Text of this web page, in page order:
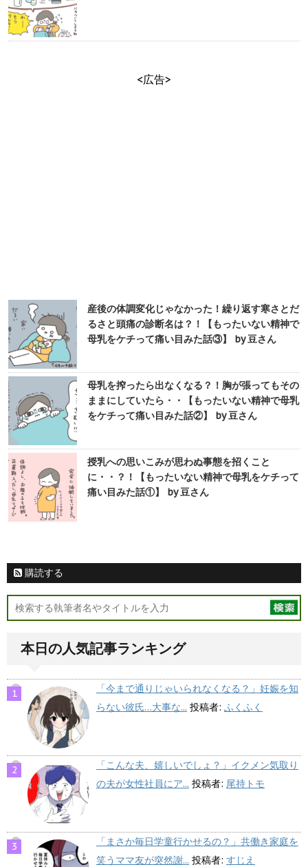
<広告>
産後の体調変化じゃなかった！繰り返す寒さとだ
るさと頭痛の診断名は？！【もったいない精神で
母乳をケチって痛い目みた話③】 by 豆さん
母乳を搾ったら出なくなる？！胸が張ってもその
ままにしていたら・・【もったいない精神で母乳
をケチって痛い目みた話②】 by 豆さん
授乳への思いこみが思わぬ事態を招くこと
に・・？！【もったいない精神で母乳をケチって
痛い目みた話①】 by 豆さん
購読する
本日の人気記事ランキング
「今まで通りじゃいられなくなる？」妊娠を知
らない彼氏…大事な... 投稿者: ふくふく
「こんな夫、嬉しいでしょ？」イクメン気取り
の夫が女性社員にア... 投稿者: 尾持トモ
「まさか毎日学童行かせるの？」共働き家庭を
笑うママ友が突然謝... 投稿者: すじえ